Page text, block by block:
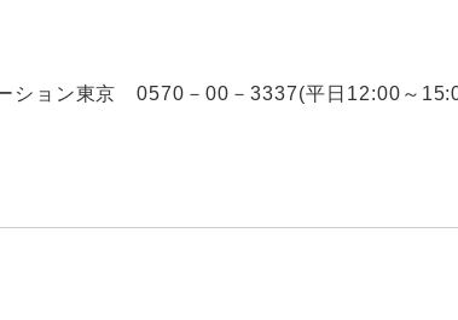
ション東京 0570－00－3337(平日12:00～